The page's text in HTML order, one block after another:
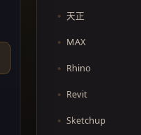
天正
MAX
Rhino
Revit
Sketchup